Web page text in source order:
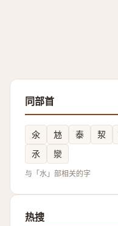
同部首
氽 沊 泰 洯
氶
灓
与「水」部相关的字
热搜